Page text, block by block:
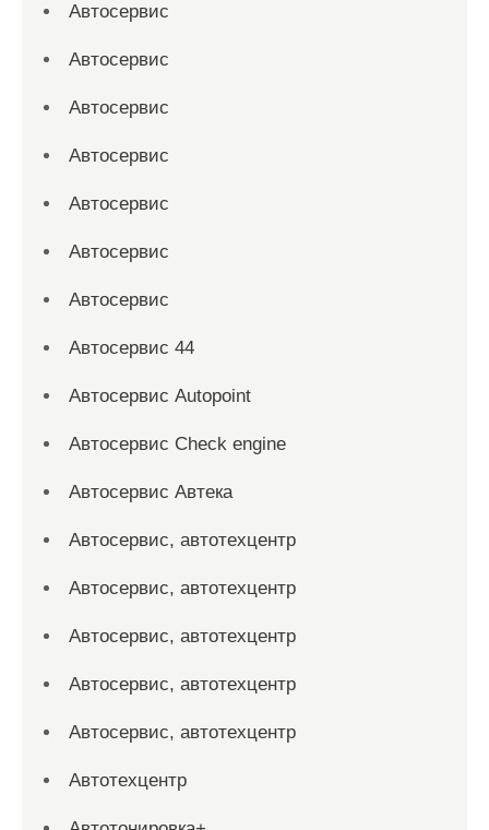
Автосервис
Автосервис
Автосервис
Автосервис
Автосервис
Автосервис
Автосервис
Автосервис 44
Автосервис Autopoint
Автосервис Check engine
Автосервис Автека
Автосервис, автотехцентр
Автосервис, автотехцентр
Автосервис, автотехцентр
Автосервис, автотехцентр
Автосервис, автотехцентр
Автотехцентр